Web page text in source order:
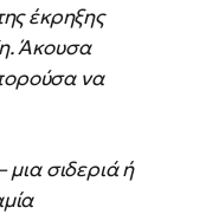
έκρηξης
Άκουσα
να
μια σιδεριά ή